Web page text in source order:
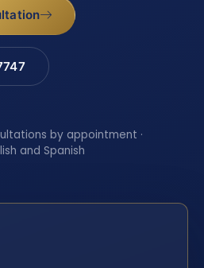
by appointment ·
and Spanish